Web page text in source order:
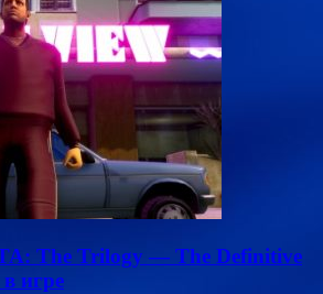
The Trilogy — The Definitive
игре